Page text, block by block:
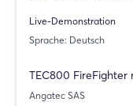
Live-Demonstration
Sprache: Deutsch
TEC800 FireFighter
Angatec SAS